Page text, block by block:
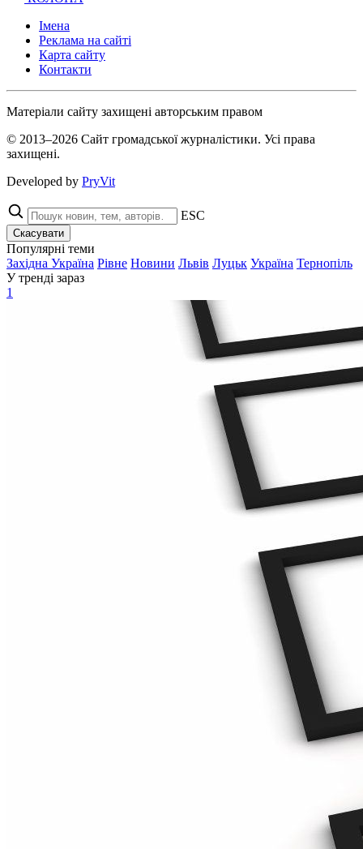
Імена
Реклама на сайті
Карта сайту
Контакти
Матеріали сайту захищені авторським правом
© 2013–2026 Сайт громадської журналістики. Усі права
захищені.
Developed by PryVit
ESC
Скасувати
Популярні теми
Західна Україна Рівне Новини Львів Луцьк Україна Тернопіль
У тренді зараз
1